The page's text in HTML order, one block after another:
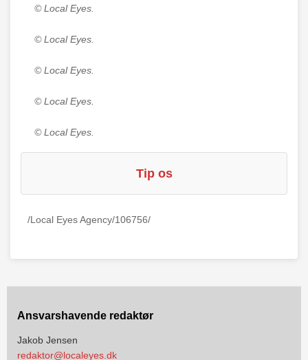
© Local Eyes.
© Local Eyes.
© Local Eyes.
© Local Eyes.
© Local Eyes.
Tip os
/Local Eyes Agency/106756/
Ansvarshavende redaktør
Jakob Jensen
redaktor@localeyes.dk